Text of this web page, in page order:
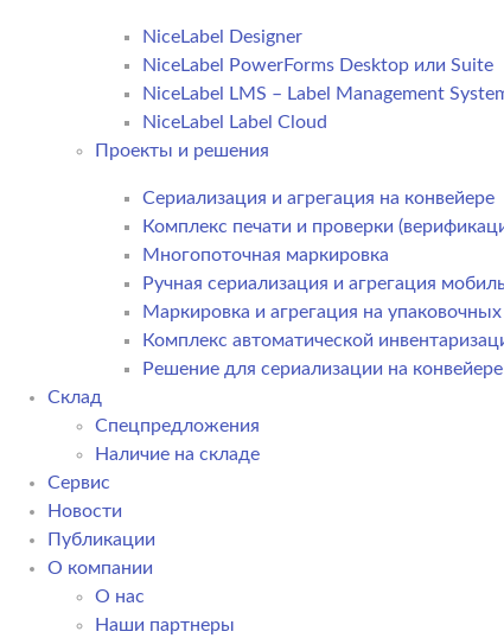
NiceLabel Designer
NiceLabel PowerForms Desktop или Suite
NiceLabel LMS – Label Management
NiceLabel Label Cloud
Проекты и решения
Сериализация и агрегация на конвейере
Комплекс печати и проверки
Многопоточная маркировка
Ручная сериализация и агрегация
Маркировка и агрегация на
Комплекс автоматической
Решение для сериализации на
Склад
Спецпредложения
Наличие на складе
Сервис
Новости
Публикации
О компании
О нас
Наши партнеры